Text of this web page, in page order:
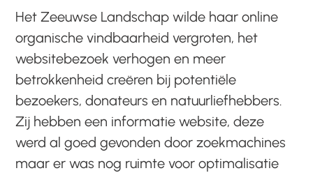
Het Zeeuwse Landschap wilde haar online
organische vindbaarheid vergroten, het
websitebezoek verhogen en meer
betrokkenheid creëren bij potentiële
bezoekers, donateurs en natuurliefhebbers.
Zij hebben een informatie website, deze
werd al goed gevonden door zoekmachines
maar er was nog ruimte voor optimalisatie